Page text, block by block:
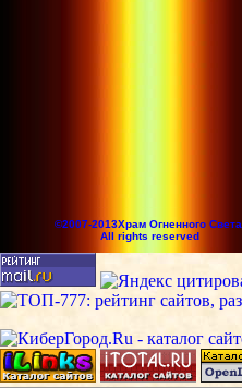
©2007-2013Храм Огненного Света.
All rights reserved